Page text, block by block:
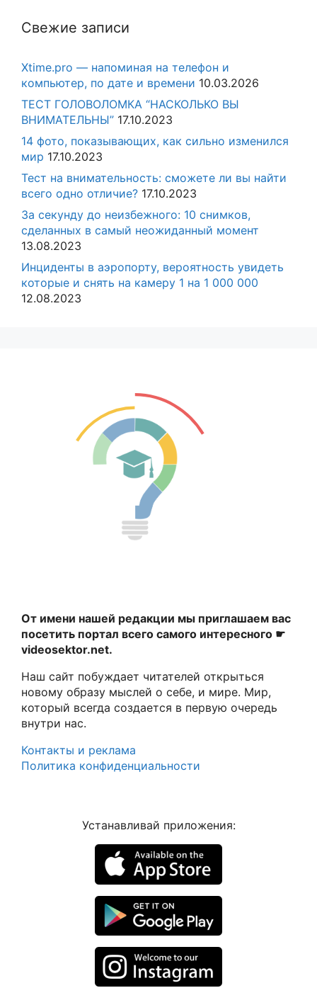
Свежие записи
Xtime.pro — напоминая на телефон и
компьютер, по дате и времени 10.03.2026
ТЕСТ ГОЛОВОЛОМКА “НАСКОЛЬКО ВЫ
ВНИМАТЕЛЬНЫ” 17.10.2023
14 фото, показывающих, как сильно изменился
мир 17.10.2023
Тест на внимательность: сможете ли вы найти
всего одно отличие? 17.10.2023
За секунду до неизбежного: 10 снимков,
сделанных в самый неожиданный момент
13.08.2023
Инциденты в аэропорту, вероятность увидеть
которые и снять на камеру 1 на 1 000 000
12.08.2023
От имени нашей редакции мы приглашаем вас
посетить портал всего самого интересного ☛
videosektor.net.
Наш сайт побуждает читателей открыться
новому образу мыслей о себе, и мире. Мир,
который всегда создается в первую очередь
внутри нас.
Контакты и реклама
Политика конфиденциальности
Устанавливай приложения: